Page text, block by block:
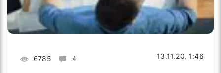
6785 4 13.11.20, 1:46